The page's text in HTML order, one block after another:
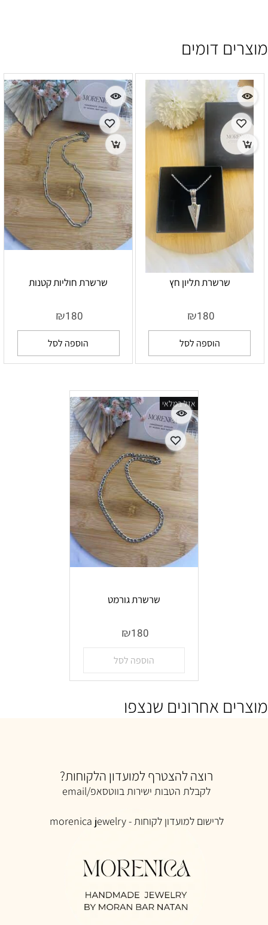
מוצרים דומים
שרשרת תליון חץ
₪180
הוספה לסל
שרשרת חוליות קטנות
₪180
הוספה לסל
אזל במלאי
שרשרת גורמט
₪180
הוספה לסל
מוצרים אחרונים שנצפו
רוצה להצטרף למועדון הלקוחות?
לקבלת הטבות ישירות בווטסאפ/email
לרישום למועדון לקוחות -morenica jewelry